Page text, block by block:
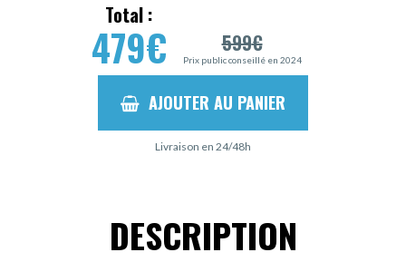
Total :
479€ 599€
Prix public conseillé en 2024
AJOUTER AU PANIER
Livraison en 24/48h
DESCRIPTION